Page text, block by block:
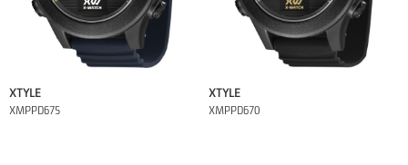
XTYLE
XMPPD675
XTYLE
XMPPD670